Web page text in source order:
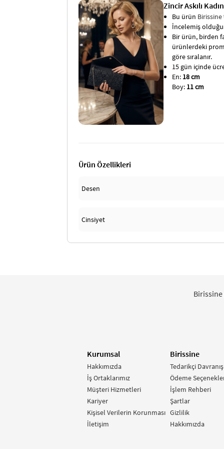
Zincir Askılı
Bu ürün Birissine
İncelemiş
Bir ürün, birden
ürünlerdeki
göre sıralanır.
15 gün içinde
En: 18 cm
Boy: 11 cm
Ürün Özellikleri
Desen
Cinsiyet
Kurumsal
Hakkımızda
İş Ortaklarımız
Müşteri Hizmetleri
Kariyer
Kişisel Verilerin Korunması
İletişim
Birissine
Tedarikçi
Ödeme
İşlem Rehberi
Şartlar
Gizlilik
Hakkımızda